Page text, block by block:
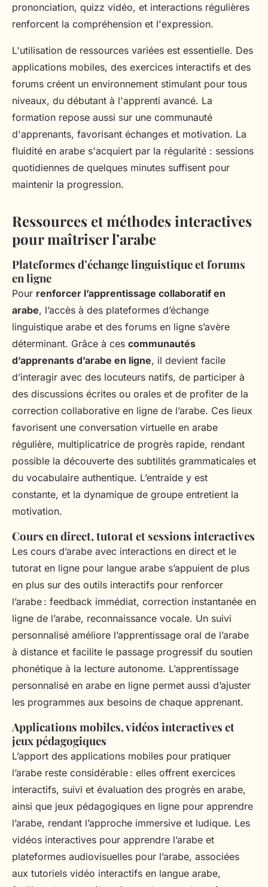
prononciation, quizz vidéo, et interactions régulières
renforcent la compréhension et l'expression.
L'utilisation de ressources variées est essentielle. Des
applications mobiles, des exercices interactifs et des
forums créent un environnement stimulant pour tous
niveaux, du débutant à l'apprenti avancé. La
formation repose aussi sur une communauté
d'apprenants, favorisant échanges et motivation. La
fluidité en arabe s'acquiert par la régularité : sessions
quotidiennes de quelques minutes suffisent pour
maintenir la progression.
Ressources et méthodes interactives
pour maîtriser l’arabe
Plateformes d’échange linguistique et forums
en ligne
Pour renforcer l’apprentissage collaboratif en
arabe, l’accès à des plateformes d’échange
linguistique arabe et des forums en ligne s’avère
déterminant. Grâce à ces communautés
d’apprenants d’arabe en ligne, il devient facile
d’interagir avec des locuteurs natifs, de participer à
des discussions écrites ou orales et de profiter de la
correction collaborative en ligne de l’arabe. Ces lieux
favorisent une conversation virtuelle en arabe
régulière, multiplicatrice de progrès rapide, rendant
possible la découverte des subtilités grammaticales et
du vocabulaire authentique. L’entraide y est
constante, et la dynamique de groupe entretient la
motivation.
Cours en direct, tutorat et sessions interactives
Les cours d’arabe avec interactions en direct et le
tutorat en ligne pour langue arabe s’appuient de plus
en plus sur des outils interactifs pour renforcer
l’arabe : feedback immédiat, correction instantanée en
ligne de l’arabe, reconnaissance vocale. Un suivi
personnalisé améliore l’apprentissage oral de l’arabe
à distance et facilite le passage progressif du soutien
phonétique à la lecture autonome. L’apprentissage
personnalisé en arabe en ligne permet aussi d’ajuster
les programmes aux besoins de chaque apprenant.
Applications mobiles, vidéos interactives et
jeux pédagogiques
L’apport des applications mobiles pour pratiquer
l’arabe reste considérable : elles offrent exercices
interactifs, suivi et évaluation des progrès en arabe,
ainsi que jeux pédagogiques en ligne pour apprendre
l’arabe, rendant l’approche immersive et ludique. Les
vidéos interactives pour apprendre l’arabe et
plateformes audiovisuelles pour l’arabe, associées
aux tutoriels vidéo interactifs en langue arabe,